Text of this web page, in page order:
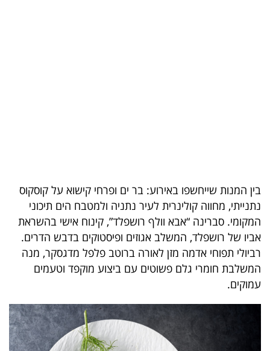
5
המילון
הכלכלי
פודקאסט
40
בין המנות שייחשפו באירוע: בר ים ופרחי קישוא על קוסקוס
נתנייתי, מחווה קולינרית לעיר נתניה ולמטבח הים תיכוני
המקומי. סברינה “אבא וולף רושפלד”, קינוח אישי בהשראת
אביו של רושפלד, המשלב אגוזים ופיסטוקים בדבש הדרים.
רביולי תפוחי אדמה מזן לאורה ברוטב פלפל מדגסקר, מנה
המשלבת חומרי גלם פשוטים עם ביצוע מוקפד וטעמים
עמוקים.